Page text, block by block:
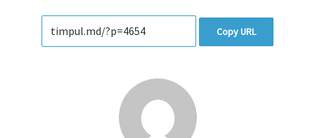
Copy URL